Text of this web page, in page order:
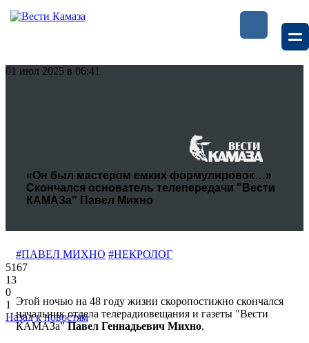
01 июл 2025 в 06:41
«Он был мастером емких формулировок…»
Скончался основатель телепередачи "Вести
КАМАЗа" Павел Михно
5167
13
0
1
Назад к новостям
#ПАВЕЛ МИХНО #НЕКРОЛОГ
Этой ночью на 48 году жизни скоропостижно скончался
начальник отдела телерадиовещания и газеты "Вести
КАМАЗа"Павел Геннадьевич Михно.